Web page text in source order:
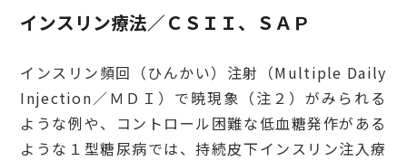
インスリン療法／ＣＳＩＩ、ＳＡＰ
インスリン頻回（ひんかい）注射（Multiple Daily
Injection／ＭＤＩ）で暁現象（注２）がみられる
ような例や、コントロール困難な低血糖発作がある
ような１型糖尿病では、持続皮下インスリン注入療